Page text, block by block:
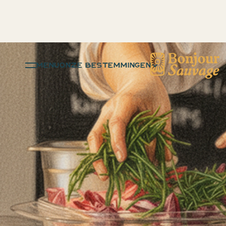
menuONZE BESTEMMINGEN